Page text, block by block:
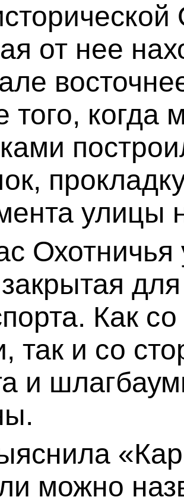
от нее
того,
улицы
Охотничья
Как
так и со
и
можно